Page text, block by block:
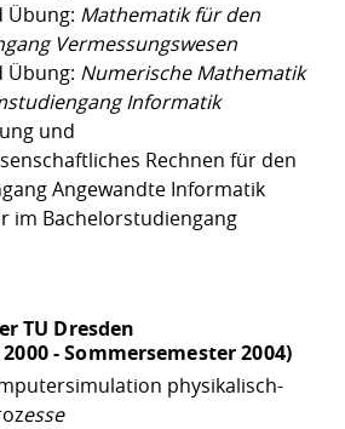
Übung: Mathematik für den
Vermessungswesen
Übung: Numerische Mathematik
Informatik
und
Rechnen für den
Angewandte Informatik
im Bachelorstudiengang
TU Dresden
- Sommersemester 2004)
physikalisch-
esse